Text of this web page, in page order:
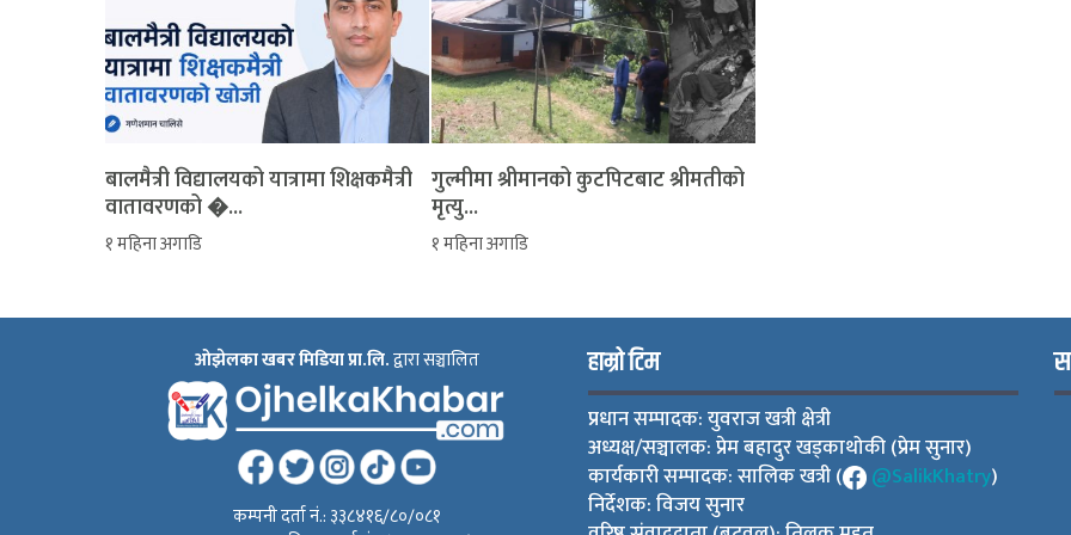
बालमैत्री विद्यालयको यात्रामा शिक्षकमैत्री
वातावरणको �...
१ महिना अगाडि
‎गुल्मीमा श्रीमानको कुटपिटबाट श्रीमतीको
मृत्यु...
१ महिना अगाडि
ओझेलका खबर मिडिया प्रा.लि.द्वारा सञ्चालित
कम्पनी दर्ता नं.: ३३८४१६/८०/०८१
हाम्रो टिम
प्रधान सम्पादक: युवराज खत्री क्षेत्री
अध्यक्ष/सञ्चालक: प्रेम बहादुर खड्काथोकी (प्रेम सुनार)
कार्यकारी सम्पादक: सालिक खत्री (
@SalikKhatry)
निर्देशक: विजय सुनार